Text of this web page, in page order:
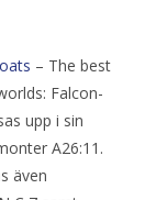
– The best
Falcon-
upp i sin
A26:11.
även